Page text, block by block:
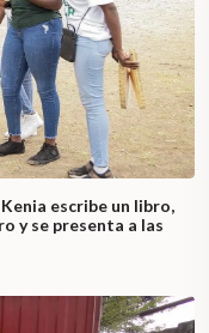
escribe un libro,
y se presenta a las